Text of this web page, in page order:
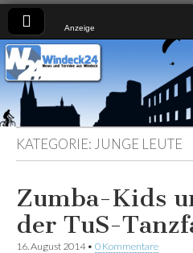
Anzeige
Nachrichten
aus dem
Ländchen
für das
Ländchen
KATEGORIE: JUNGE LEUTE
Zumba-Kids
der TuS-
16. August 2014• 0 Kommentare